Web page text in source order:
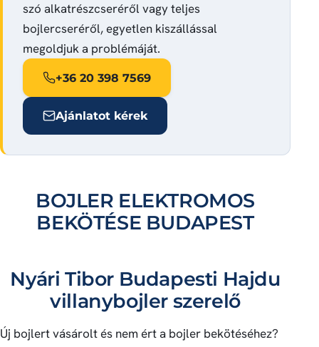
szó alkatrészcseréről vagy teljes
bojlercseréről, egyetlen kiszállással
megoldjuk a problémáját.
+36 20 398 7569
Ajánlatot kérek
BOJLER ELEKTROMOS
BEKÖTÉSE BUDAPEST
Nyári Tibor Budapesti Hajdu
villanybojler szerelő
Új bojlert vásárolt és nem ért a bojler bekötéséhez?